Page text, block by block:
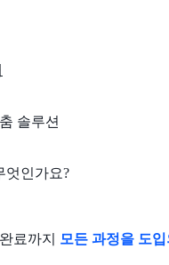
솔루션
엇인가요?
료까지 모든 과정을 도